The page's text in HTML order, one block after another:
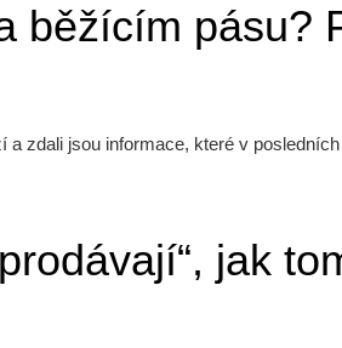
běžícím pásu?
a zdali jsou informace, které v
jak